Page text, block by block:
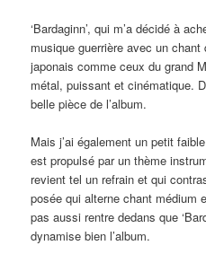
‘Bardaginn’, qui m’a décidé à
musique guerrière avec un chant
japonais comme ceux du grand
métal, puissant et cinématique.
belle pièce de l’album.
Mais j’ai également un petit
est propulsé par un thème
revient tel un refrain et qui
posée qui alterne chant médium
pas aussi rentre dedans que
dynamise bien l’album.